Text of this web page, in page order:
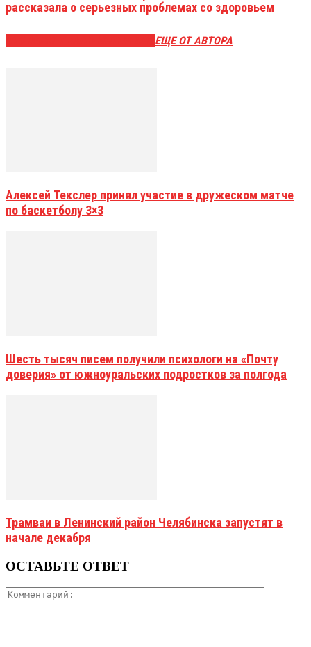
рассказала о серьезных проблемах со здоровьем
ЕЩЕ ОТ АВТОРА
Алексей Текслер принял участие в дружеском матче
по баскетболу 3×3
Шесть тысяч писем получили психологи на «Почту
доверия» от южноуральских подростков за полгода
Трамваи в Ленинский район Челябинска запустят в
начале декабря
ОСТАВЬТЕ ОТВЕТ